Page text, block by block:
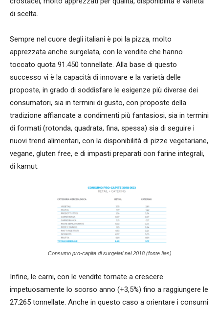
di scelta.
Sempre nel cuore degli italiani è poi la pizza, molto
apprezzata anche surgelata, con le vendite che hanno
toccato quota 91.450 tonnellate. Alla base di questo
successo vi è la capacità di innovare e la varietà delle
proposte, in grado di soddisfare le esigenze più diverse dei
consumatori, sia in termini di gusto, con proposte della
tradizione affiancate a condimenti più fantasiosi, sia in termini
di formati (rotonda, quadrata, fina, spessa) sia di seguire i
nuovi trend alimentari, con la disponibilità di pizze vegetariane,
vegane, gluten free, e di impasti preparati con farine integrali,
di kamut.
Consumo pro-capite di surgelati nel 2018 (fonte Iias)
Infine, le carni, con le vendite tornate a crescere
impetuosamente lo scorso anno (+3,5%) fino a raggiungere le
27.265 tonnellate. Anche in questo caso a orientare i consumi